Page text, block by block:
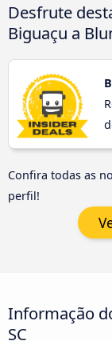
Desfrute
Biguaçu a
Confira todas as
perfil!
Informação
SC